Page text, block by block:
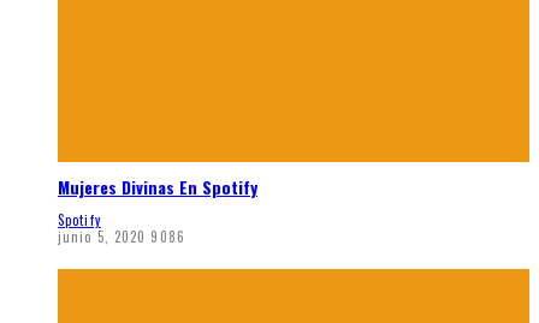
Mujeres Divinas En Spotify
Spotify
junio 5, 2020 9086